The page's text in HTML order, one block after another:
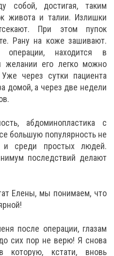
собой, достигая, таким
живота и талии. Излишки
При этом пупок
Рану на коже зашивают.
находится в
желании его легко можно
через сутки пациента
домой, а через две недели
абдоминопластика с
большую популярность не
среди простых людей.
последствий делают
Елены, мы понимаем, что
после операции, глазам
сих пор не верю! Я снова
которую, кстати, вновь